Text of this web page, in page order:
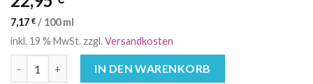
7,17 € / 100 ml
inkl. 19 % MwSt. zzgl.Versandkosten
IN DEN WARENKORB